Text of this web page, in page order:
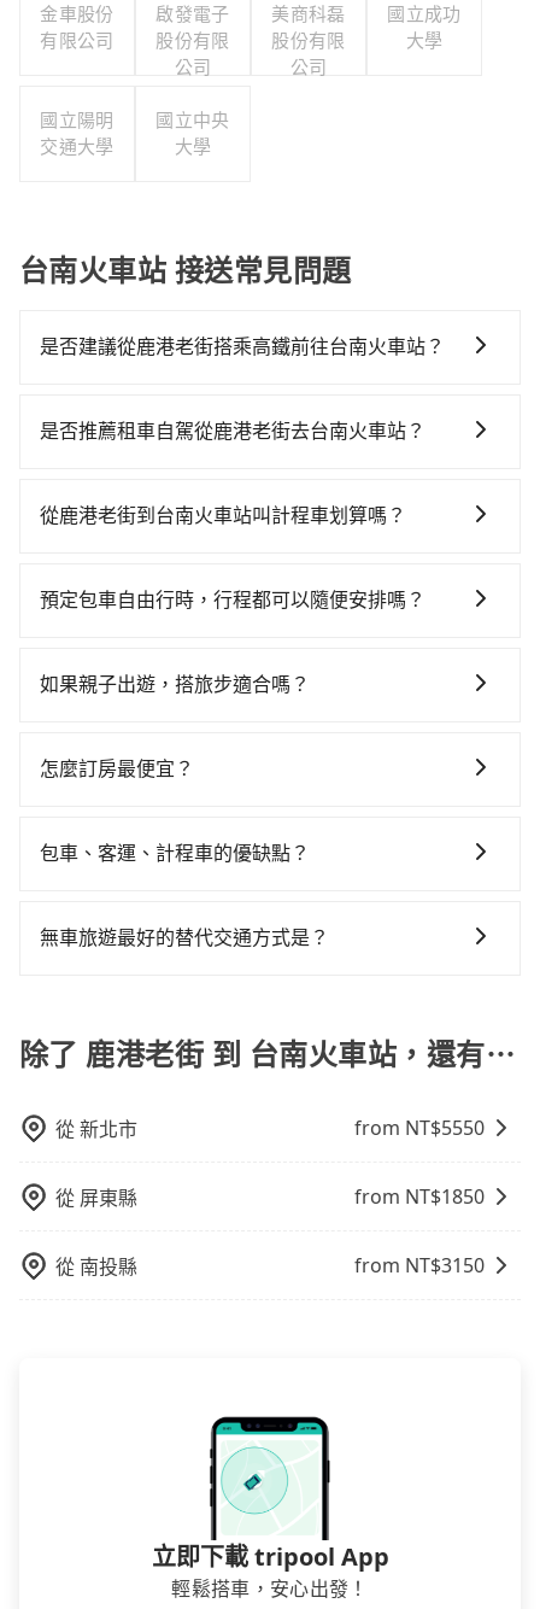
分公司
金車股份
有限公司
啟發電子
股份有限
公司
美商科磊
股份有限
公司
國立成功
大學
國立陽明
交通大學
國立中央
大學
台南火車站 接送常見問題
是否建議從鹿港老街搭乘高鐵前往台南火車站？
時、轉車麻煩，且難叫計程車前往高鐵站！從最早06:25
高鐵站，叫一輛計程車花費約600元、車程約45分鐘。
台中站前往台南高鐵站，每人票價650元，再用5分鐘出
的地。全程加上轉車時間共2小時19分鐘，假設3位同
北的3.7%，換句話說，臨時要叫小黃的難度是雙北大城
繞路。但如果全程使用tripool並到府專車接送，則每人
會額外浪費41分鐘在轉乘與等車上，現在還不馬上來預
是否推薦租車自駕從鹿港老街去台南火車站？
時不需要閉目養神（因為要自己開車），最重要的是你
$115~205承租小轎車，每公里再額外加收$3.2，從鹿港
回），雖已將eTag和可能的每小時40元路邊停車費用預
Yaris、Prius C、Vios這類乘坐體驗較差的車款，如果人
發現仍有上一組乘客遺留的垃圾或者撞凹的車門仍未被
還，又或者要還車時卻偏偏找不到停車位，對於急著用
距離，在遇到下雨天或者載行李時，就顯得非常不便。
從鹿港老街到台南火車站叫計程車划算嗎？
灣大車隊、Uber和Yoxi，如果在路邊攔不到車，也可考
2,790~3,300元間，但如改預約tripool可省高達$800。
3.7%，也就是說要臨時叫到小黃的難度是台北或新北的
彰化縣有些計程車司機不按錶計費，約有25%會採現場
老街到台南火車站的最佳選擇。
預定包車自由行時，行程都可以隨便安排嗎？
沒有到達海拔1500公里以上的山區，行程都是可以依照
如果親子出遊，搭旅步適合嗎？
椅及兒童用增高墊供您選購(租借300元/個)，讓您和孩子
怎麼訂房最便宜？
OTA (online travel agent) 來完成，除了可以快速依據
會員或者使用特定的信用卡，還可以累積點數做現金回
完後預定就完成，事先不用電話確認空房，事後也不用
或規模較小的飯店，有可能再多平台同時上架而發生超
賣的現象，便有可能到了現場卻沒房可住的窘境，所以
要再人工電話與飯店確認。預訂民宿方面，如不怕麻
得便宜，但缺點就是多數要匯款並再人工確認。假如不
介意多花一點錢省下這些瑣碎的事，台灣本土的AsiaYo
包車、客運、計程車的優缺點？
上、下車，不需與旅客共乘。但通常需要提前預約。 客
不必擔心停車位的問題。但是，計程車的費用相對較
高，車輛選擇不如包車多，且大都屬短程接駁為主。
無車旅遊最好的替代交通方式是？
公車、捷運、客運等，或者考慮租車。如果您想要更便
利的出行方式，您也可以選擇使用像是旅步提供的包車
除了 鹿港老街 到 台南火車站，還有⋯
從新北市 from NT$5550
從 屏東縣 from NT$1850
從 南投縣 from NT$3150
立即下載 tripool App
輕鬆搭車，安心出發！